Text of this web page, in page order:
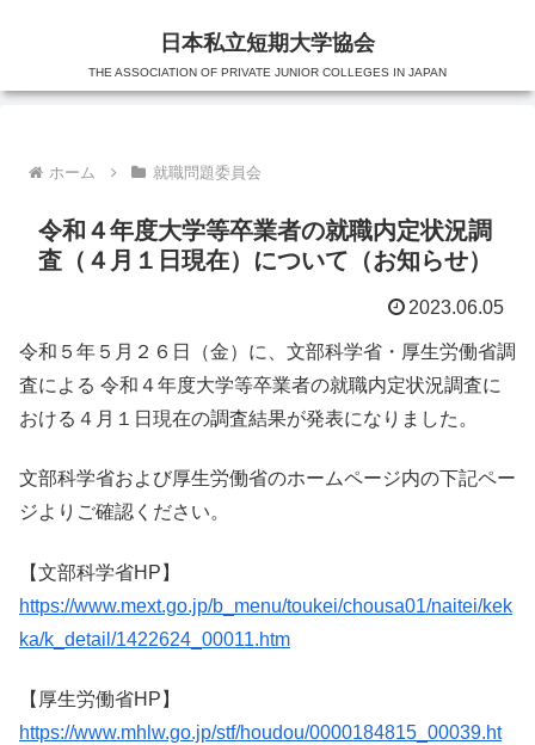
日本私立短期大学協会
THE ASSOCIATION OF PRIVATE JUNIOR COLLEGES IN JAPAN
ホーム 就職問題委員会
令和４年度大学等卒業者の就職内定状況調
査（４月１日現在）について（お知らせ）
2023.06.05
令和５年５月２６日（金）に、文部科学省・厚生労働省調
査による 令和４年度大学等卒業者の就職内定状況調査に
おける４月１日現在の調査結果が発表になりました。
文部科学省および厚生労働省のホームページ内の下記ペー
ジよりご確認ください。
【文部科学省HP 】
https://www.mext.go.jp/b_menu/toukei/chousa01/naitei/kek
ka/k_detail/1422624_00011.htm
【厚生労働省HP 】
https://www.mhlw.go.jp/stf/houdou/0000184815_00039.ht